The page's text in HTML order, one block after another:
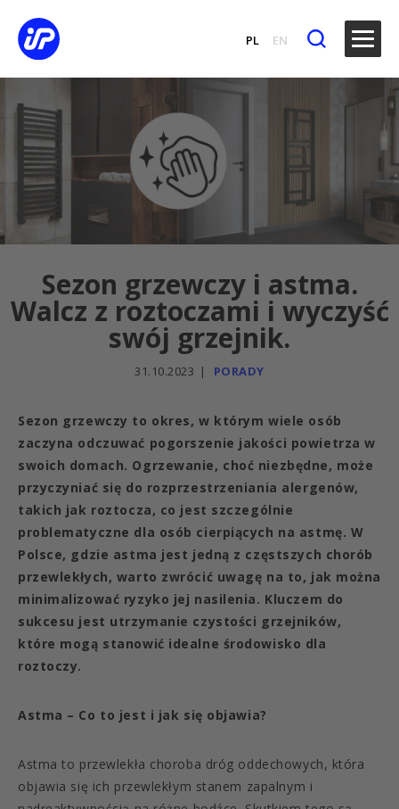
PL EN
Sezon grzewczy i astma.
Walcz z roztoczami i wyczyść
swój grzejnik.
31.10.2023 PORADY
Sezon grzewczy to okres, w którym wiele osób
zaczyna odczuwać pogorszenie jakości powietrza w
swoich domach. Ogrzewanie, choć niezbędne, może
przyczyniać się do rozprzestrzeniania alergenów,
takich jak roztocza, co jest szczególnie
problematyczne dla osób cierpiących na astmę. W
Polsce, gdzie astma jest jedną z częstszych chorób
przewlekłych, warto zwrócić uwagę na to, jak można
minimalizować ryzyko jej nasilenia. Kluczem do
sukcesu jest utrzymanie czystości grzejników,
które mogą stanowić idealne środowisko dla
roztoczy.
Astma – Co to jest i jak się objawia?
Astma to przewlekła choroba dróg oddechowych, która
objawia się ich przewlekłym stanem zapalnym i